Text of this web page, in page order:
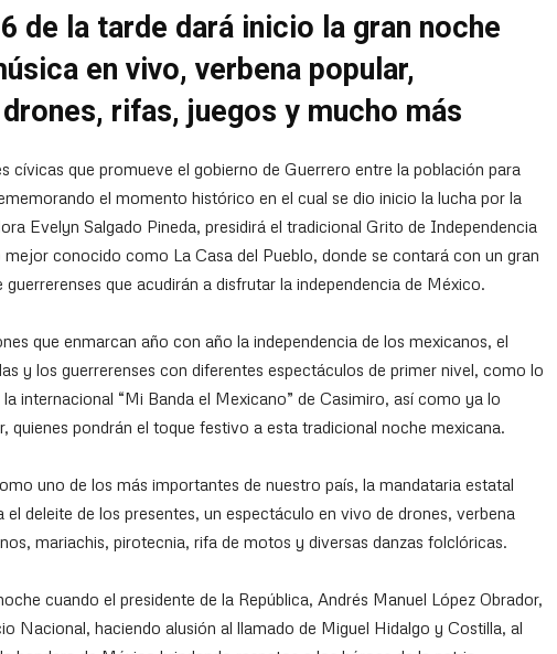
de la tarde dará inicio la gran noche
en vivo, verbena popular,
rifas, juegos y mucho más
cívicas que promueve el gobierno de Guerrero entre la población para
el momento histórico en el cual se dio inicio la lucha por la
Evelyn Salgado Pineda, presidirá el tradicional Grito de Independencia
conocido como La Casa del Pueblo, donde se contará con un gran
que acudirán a disfrutar la independencia de México.
que enmarcan año con año la independencia de los mexicanos, el
y los guerrerenses con diferentes espectáculos de primer nivel, como lo
internacional “Mi Banda el Mexicano” de Casimiro, así como ya lo
quienes pondrán el toque festivo a esta tradicional noche mexicana.
uno de los más importantes de nuestro país, la mandataria estatal
el deleite de los presentes, un espectáculo en vivo de drones, verbena
mariachis, pirotecnia, rifa de motos y diversas danzas folclóricas.
cuando el presidente de la República, Andrés Manuel López Obrador,
Nacional, haciendo alusión al llamado de Miguel Hidalgo y Costilla, al